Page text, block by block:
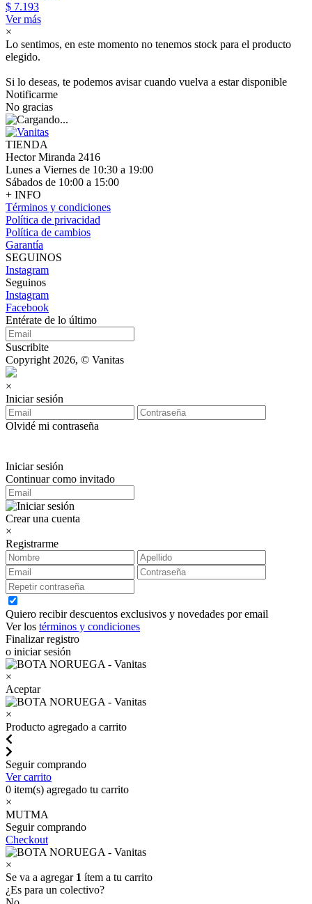
$ 7.193
Ver más
×
Lo sentimos, en este momento no tenemos stock para el producto
elegido.
Si lo deseas, te podemos avisar cuando vuelva a estar disponible
Notificarme
No gracias
TIENDA
Hector Miranda 2416
Lunes a Viernes de 10:30 a 19:00
Sábados de 10:00 a 15:00
+ INFO
Términos y condiciones
Política de privacidad
Política de cambios
Garantía
SEGUINOS
Instagram
Seguinos
Instagram
Facebook
Entérate de lo último
Suscribite
Copyright 2026, © Vanitas
×
Iniciar sesión
Olvidé mi contraseña
Iniciar sesión
Continuar como invitado
Crear una cuenta
×
Registrarme
Quiero recibir descuentos exclusivos y novedades por email
Ver los términos y condiciones
Finalizar registro
o iniciar sesión
×
Aceptar
×
Producto agregado a carrito
Seguir comprando
Ver carrito
0 item(s) agregado tu carrito
×
MUTMA
Seguir comprando
Checkout
×
Se va a agregar 1 ítem a tu carrito
¿Es para un colectivo?